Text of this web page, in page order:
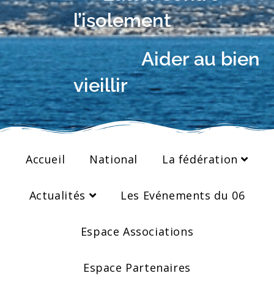
l’isolement
Aider au bien
vieillir
Accueil National La fédération
Actualités Les Evénements du 06
Espace Associations
Espace Partenaires